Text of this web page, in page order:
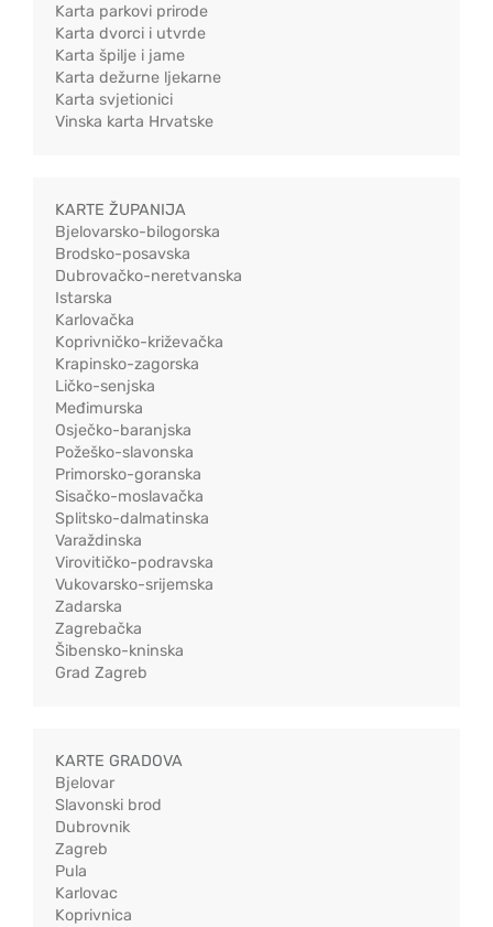
Karta parkovi prirode
Karta dvorci i utvrde
Karta špilje i jame
Karta dežurne ljekarne
Karta svjetionici
Vinska karta Hrvatske
KARTE ŽUPANIJA
Bjelovarsko-bilogorska
Brodsko-posavska
Dubrovačko-neretvanska
Istarska
Karlovačka
Koprivničko-križevačka
Krapinsko-zagorska
Ličko-senjska
Međimurska
Osječko-baranjska
Požeško-slavonska
Primorsko-goranska
Sisačko-moslavačka
Splitsko-dalmatinska
Varaždinska
Virovitičko-podravska
Vukovarsko-srijemska
Zadarska
Zagrebačka
Šibensko-kninska
Grad Zagreb
KARTE GRADOVA
Bjelovar
Slavonski brod
Dubrovnik
Zagreb
Pula
Karlovac
Koprivnica